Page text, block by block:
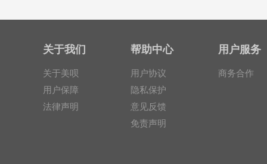
关于我们
关于美呗
用户保障
法律声明
帮助中心
用户协议
隐私保护
意见反馈
免责声明
用户服务
商务合作